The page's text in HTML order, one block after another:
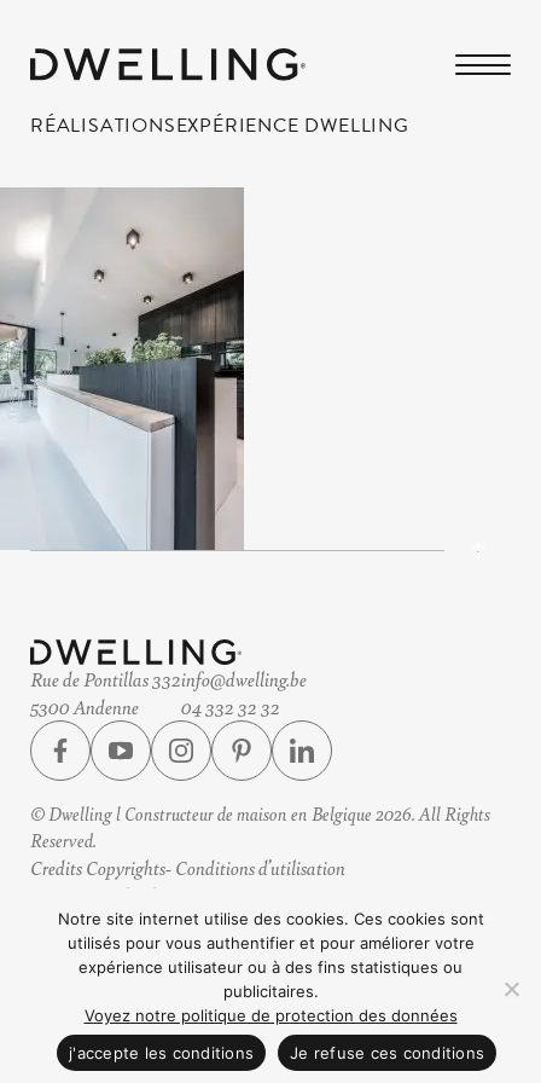
RÉALISATIONSEXPÉRIENCE DWELLING
CONTACTEZ NOUS
Rue de Pontillas 332
5300 Andenne
info@dwelling.be
04 332 32 32
© Dwelling l Constructeur de maison en Belgique 2026. All Rights
Reserved.
Credits Copyrights Conditions d’utilisation
Protection des données
Design by eteamsys
Notre site internet utilise des cookies. Ces cookies sont
utilisés pour vous authentifier et pour améliorer votre
expérience utilisateur ou à des fins statistiques ou
publicitaires.
Voyez notre politique de protection des données
j'accepte les conditions
Je refuse ces conditions